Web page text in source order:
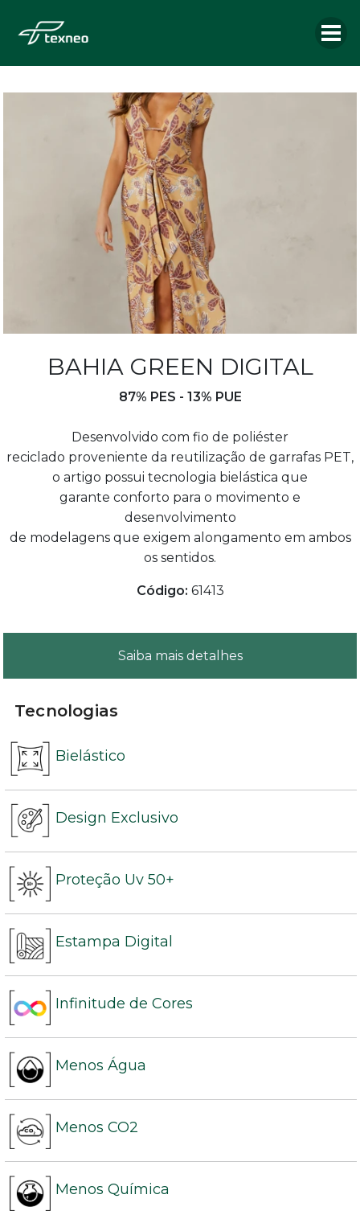
BAHIA GREEN DIGITAL
87% PES - 13% PUE
Desenvolvido com fio de poliéster
reciclado proveniente da reutilização de garrafas PET,
o artigo possui tecnologia bielástica que
garante conforto para o movimento e
desenvolvimento
de modelagens que exigem alongamento em ambos
os sentidos.
Código: 61413
Saiba mais detalhes
Tecnologias
Bielástico
Design Exclusivo
Proteção Uv 50+
Estampa Digital
Infinitude de Cores
Menos Água
Menos CO2
Menos Química